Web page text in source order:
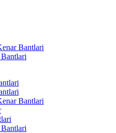
Bantlari
Bantlari